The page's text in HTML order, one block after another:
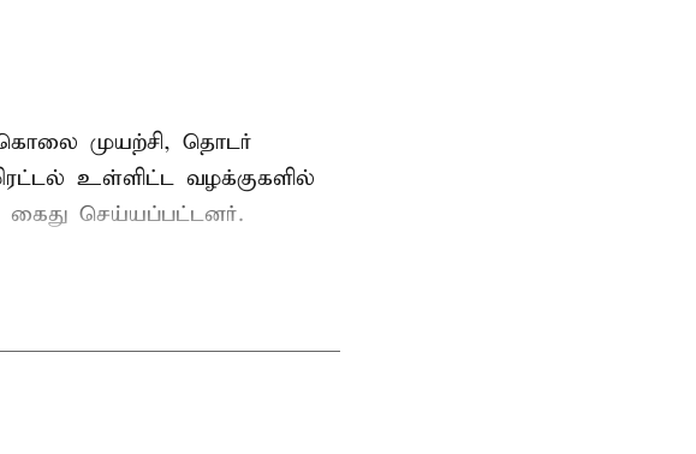
முயற்சி, தொடர்
உள்ளிட்ட வழக்குகளில்
கைது செய்யப்பட்டனர்.